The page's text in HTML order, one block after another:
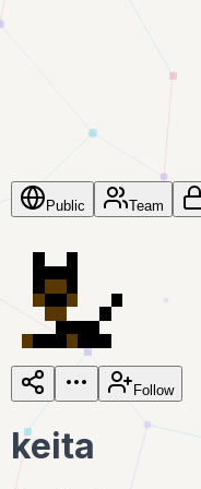
Public Team
Follow
keita